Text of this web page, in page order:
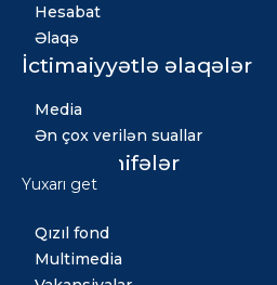
Hesabat
Əlaqə
İctimaiyyətlə əlaqələr
Media
Ən çox verilən suallar
Digər səhifələr
Qızıl fond
Multimedia
Yuxarı get